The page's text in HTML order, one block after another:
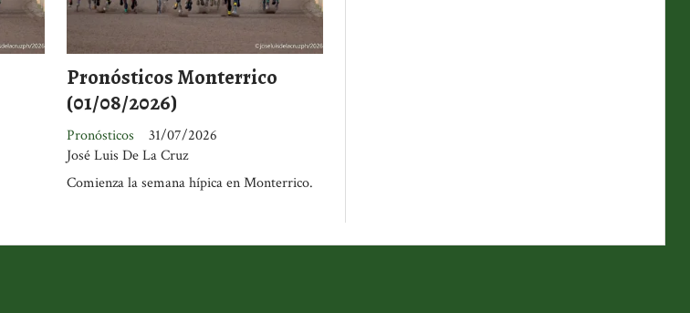
Pronósticos Monterrico
(01/08/2026)
José Luis De La Cruz
Pronósticos 31/07/2026
Comienza la semana hípica en Monterrico.